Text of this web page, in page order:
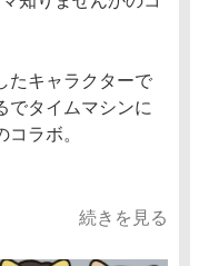
たキャラクターで
でタイムマシンに
ラボ。
続きを見る